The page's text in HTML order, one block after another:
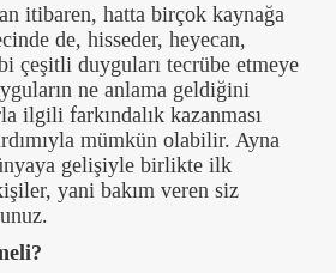
itibaren, hatta birçok kaynağa
de, hisseder, heyecan,
çeşitli duyguları tecrübe etmeye
ne anlama geldiğini
ilgili farkındalık kazanması
mümkün olabilir. Ayna
gelişiyle birlikte ilk
yani bakım veren siz